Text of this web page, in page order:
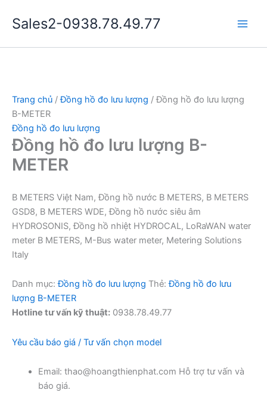
dung
Sales2-0938.78.49.77
Trang chủ /Đồng hồ đo lưu lượng / Đồng hồ đo lưu lượng
B-METER
Đồng hồ đo lưu lượng
Đồng hồ đo lưu lượng B-
METER
B METERS Việt Nam, Đồng hồ nước B METERS, B METERS
GSD8, B METERS WDE, Đồng hồ nước siêu âm
HYDROSONIS, Đồng hồ nhiệt HYDROCAL, LoRaWAN water
meter B METERS, M-Bus water meter, Metering Solutions
Italy
Danh mục:Đồng hồ đo lưu lượng Thẻ:Đồng hồ đo lưu
lượng B-METER
Hotline tư vấn kỹ thuật: 0938.78.49.77
Yêu cầu báo giá / Tư vấn chọn model
Email: thao@hoangthienphat.com Hỗ trợ tư vấn và
báo giá.